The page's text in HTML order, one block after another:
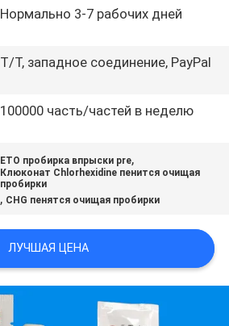
Нормально 3-7 рабочих дней
T/T, западное соединение, PayPal
100000 часть/частей в неделю
ETO пробирка впрыски pre,
Клюконат Chlorhexidine пенится очищая
пробирки
, CHG пенятся очищая пробирки
ЛУЧШАЯ ЦЕНА